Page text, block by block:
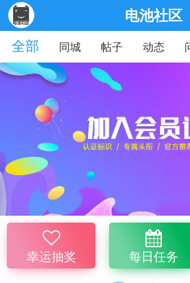
电池社区
全部
同城 帖子 动态
幸运抽奖 每日任务